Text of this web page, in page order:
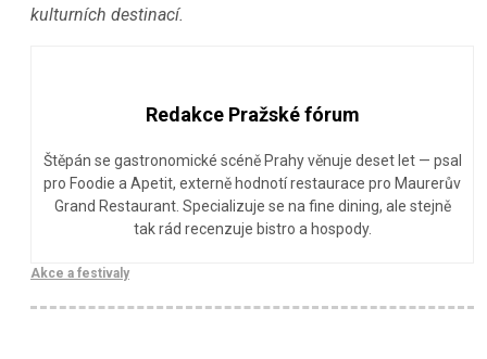
kulturních destinací.
Redakce Pražské fórum
Štěpán se gastronomické scéně Prahy věnuje deset let — psal
pro Foodie a Apetit, externě hodnotí restaurace pro Maurerův
Grand Restaurant. Specializuje se na fine dining, ale stejně
tak rád recenzuje bistro a hospody.
Akce a festivaly